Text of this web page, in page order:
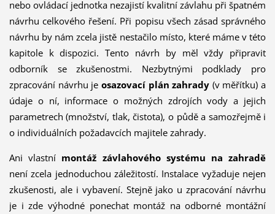
nebo ovládací jednotka nezajistí kvalitní závlahu při špatném
návrhu celkového řešení. Při popisu všech zásad správného
návrhu by nám zcela jistě nestačilo místo, které máme v této
kapitole k dispozici. Tento návrh by měl vždy připravit
odborník se zkušenostmi. Nezbytnými podklady pro
zpracování návrhu je osazovací plán zahrady (v měřítku) a
údaje o ní, informace o možných zdrojích vody a jejich
parametrech (množství, tlak, čistota), o půdě a samozřejmě i
o in­dividuálních požadavcích majitele zahrady.
Ani vlastní montáž závlahového systému na zahradě
není zcela jednoduchou záležitostí. Instalace vyžaduje nejen
zkušenosti, ale i vy­bavení. Stejně jako u zpraco­vání návrhu
je i zde výhodné ponechat montáž na odborné montážní